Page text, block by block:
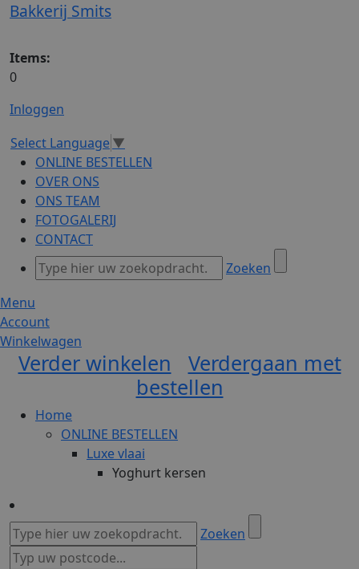
Bakkerij Smits
Items:
0
Inloggen
Select Language▼
ONLINE BESTELLEN
OVER ONS
ONS TEAM
FOTOGALERIJ
CONTACT
Zoeken
Menu
Account
Winkelwagen
Verder winkelen
Verdergaan met
bestellen
Home
ONLINE BESTELLEN
Luxe vlaai
Yoghurt kersen
Zoeken